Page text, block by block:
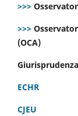
>>>
>>>
(OCA)
ECHR
CJEU